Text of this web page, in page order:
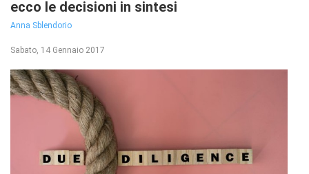
ecco le decisioni in sintesi
Anna Sblendorio
Sabato, 14 Gennaio 2017